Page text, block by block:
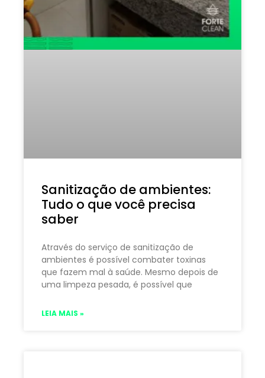
Sanitização de ambientes:
Tudo o que você precisa
saber
Através do serviço de sanitização de
ambientes é possível combater toxinas
que fazem mal à saúde. Mesmo depois de
uma limpeza pesada, é possível que
LEIA MAIS »